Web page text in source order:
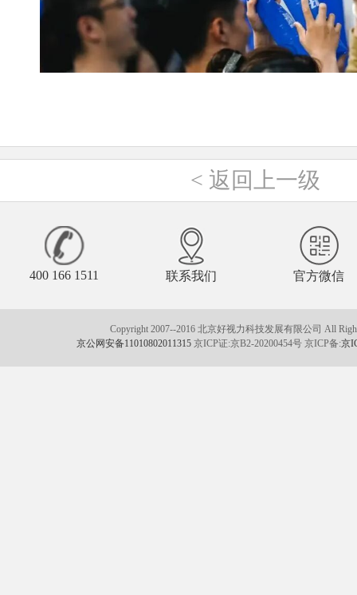
< 返回上一级
400 166 1511 联系我们 官方微信
Copyright 2007--2016 北京好视力科技发展有限公司 All
京公网安备11010802011315 京ICP证:京B2-20200454号 京ICP备:京